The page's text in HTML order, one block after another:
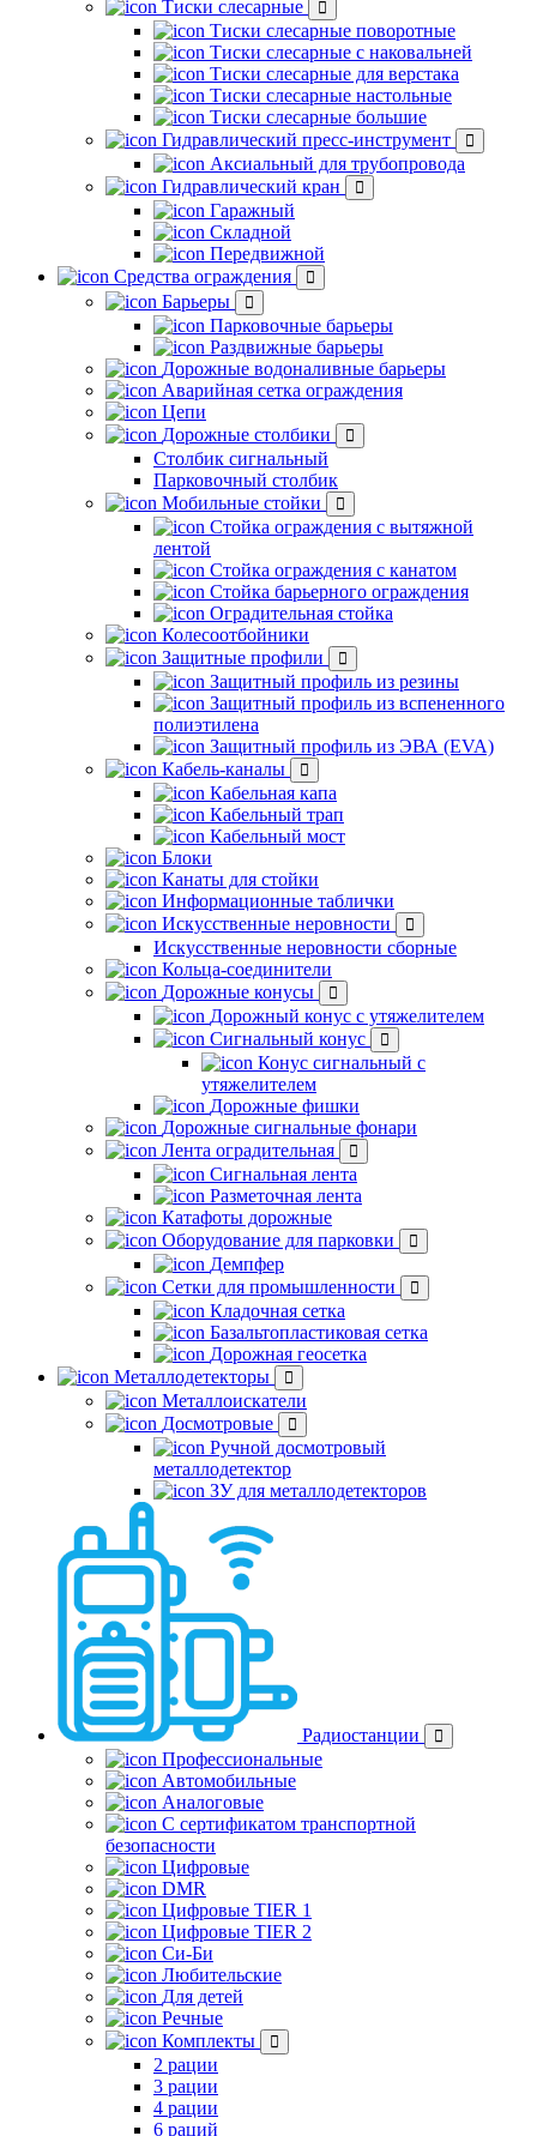
Тиски слесарные
Тиски слесарные поворотные
Тиски слесарные с наковальней
Тиски слесарные для верстака
Тиски слесарные настольные
Тиски слесарные большие
Гидравлический пресс-инструмент
Аксиальный для трубопровода
Гидравлический кран
Гаражный
Складной
Передвижной
Средства ограждения
Барьеры
Парковочные барьеры
Раздвижные барьеры
Дорожные водоналивные барьеры
Аварийная сетка ограждения
Цепи
Дорожные столбики
Столбик сигнальный
Парковочный столбик
Мобильные стойки
Стойка ограждения с вытяжной
лентой
Стойка ограждения с канатом
Стойка барьерного ограждения
Оградительная стойка
Колесоотбойники
Защитные профили
Защитный профиль из резины
Защитный профиль из вспененного
полиэтилена
Защитный профиль из ЭВА (EVA)
Кабель-каналы
Кабельная капа
Кабельный трап
Кабельный мост
Блоки
Канаты для стойки
Информационные таблички
Искусственные неровности
Искусственные неровности сборные
Кольца-соединители
Дорожные конусы
Дорожный конус с утяжелителем
Сигнальный конус
Конус сигнальный с
утяжелителем
Дорожные фишки
Дорожные сигнальные фонари
Лента оградительная
Сигнальная лента
Разметочная лента
Катафоты дорожные
Оборудование для парковки
Демпфер
Сетки для промышленности
Кладочная сетка
Базальтопластиковая сетка
Дорожная геосетка
Металлодетекторы
Металлоискатели
Досмотровые
Ручной досмотровый
металлодетектор
ЗУ для металлодетекторов
Радиостанции
Профессиональные
Автомобильные
Аналоговые
С сертификатом транспортной
безопасности
Цифровые
DMR
Цифровые TIER 1
Цифровые TIER 2
Си-Би
Любительские
Для детей
Речные
Комплекты
2 рации
3 рации
4 рации
6 раций